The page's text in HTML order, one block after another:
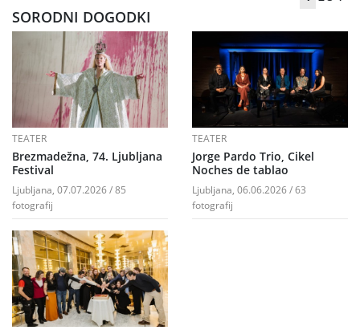
SORODNI DOGODKI
TEATER
Brezmadežna, 74. Ljubljana
Festival
Ljubljana, 07.07.2026 / 85
fotografij
TEATER
Jorge Pardo Trio, Cikel
Noches de tablao
Ljubljana, 06.06.2026 / 63
fotografij